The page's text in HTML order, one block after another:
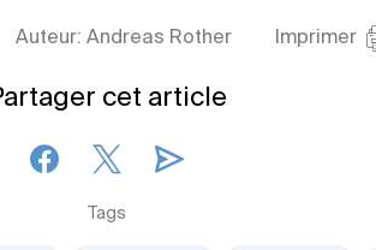
Auteur: Andreas Rother Imprimer
cet article
Tags